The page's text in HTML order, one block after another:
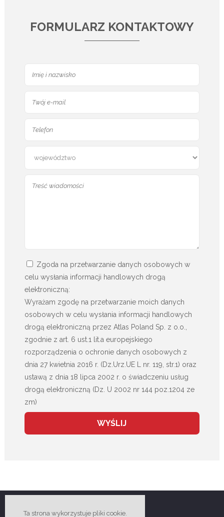
FORMULARZ KONTAKTOWY
Zgoda na przetwarzanie danych osobowych w
celu wysłania informacji handlowych drogą
elektroniczną:
Wyrażam zgodę na przetwarzanie moich danych
osobowych w celu wysłania informacji handlowych
drogą elektroniczną przez Atlas Poland Sp. z o.o.,
zgodnie z art. 6 ust.1 lit.a europejskiego
rozporządzenia o ochronie danych osobowych z
dnia 27 kwietnia 2016 r. (Dz.Urz.UE L nr. 119, str.1) oraz
ustawą z dnia 18 lipca 2002 r. o świadczeniu usług
drogą elektroniczną (Dz. U 2002 nr 144 poz.1204 ze
zm)
Ta strona wykorzystuje pliki cookie.